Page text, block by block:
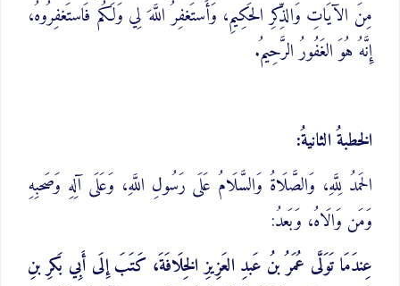
مِنَ الآيَاتِ وَالذِّكرِ الحَكِيمِ، وَأَستَغفِرُ اللَّهَ لِي وَلَكُم فَاستَغفِرُوهُ،
إِنَّهُ هُوَ الغَفُورُ الرَّحِيمُ.
الخطبةُ الثانيةُ:
الحَمدُ لِلَّهِ، وَالصَّلَاةُ وَالسَّلَامُ عَلَى رَسُولِ اللَّهِ، وَعَلَى آلِهِ وَصَحبِهِ
وَمَن وَالَاهُ، وَبَعدُ:
عِندَمَا تَوَلَّى عُمَرُ بنُ عَبدِ العَزِيزِ الخِلَافَةَ، كَتَبَ إِلَى أَبِي بَكرِ بنِ